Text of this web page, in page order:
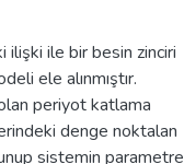
ilişki ile bir besin zinciri
ele alınmıştır.
periyot katlama
denge noktalan
sistemin parametre